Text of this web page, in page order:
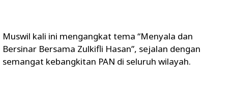
Muswil kali ini mengangkat tema “Menyala dan
Bersinar Bersama Zulkifli Hasan”, sejalan dengan
semangat kebangkitan PAN di seluruh wilayah.